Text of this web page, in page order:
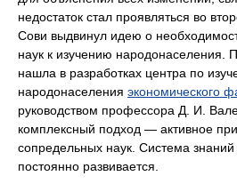
недостаток стал проявляться во
Сови выдвинул идею о
наук к изучению народонаселения.
нашла в разработках центра по
народонаселения экономического
руководством профессора Д. И.
комплексный подход — активное
сопредельных наук. Система
постоянно развивается.